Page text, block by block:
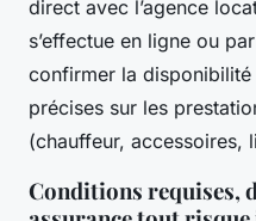
direct avec l’agence
s’effectue en ligne ou
confirmer la
précises sur les
(chauffeur, accessoires,
Conditions requises,